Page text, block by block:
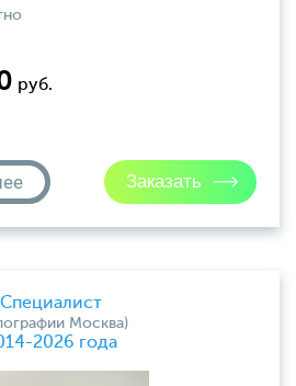
руб.
Специалист
Москва)
2026 года